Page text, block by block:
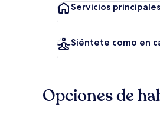
Servicios principales
Siéntete como en
Opciones de